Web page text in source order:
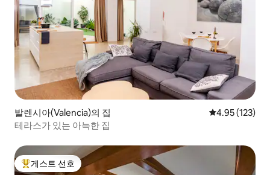
발렌시아(Valencia)의 집 평점 4.95점(5
4.95 (123)
테라스가 있는 아늑한 집
상위 게스트 선호
게스트 선호